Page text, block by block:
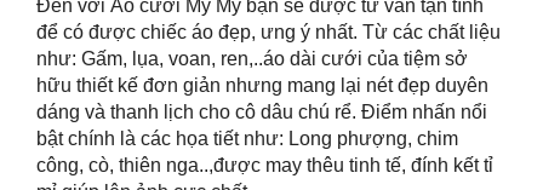
Đến với Áo cưới My My bạn sẽ được tư vấn tận tình
để có được chiếc áo đẹp, ưng ý nhất. Từ các chất liệu
như: Gấm, lụa, voan, ren,..áo dài cưới của tiệm sở
hữu thiết kế đơn giản nhưng mang lại nét đẹp duyên
dáng và thanh lịch cho cô dâu chú rể. Điểm nhấn nổi
bật chính là các họa tiết như: Long phượng, chim
công, cò, thiên nga..,được may thêu tinh tế, đính kết tỉ